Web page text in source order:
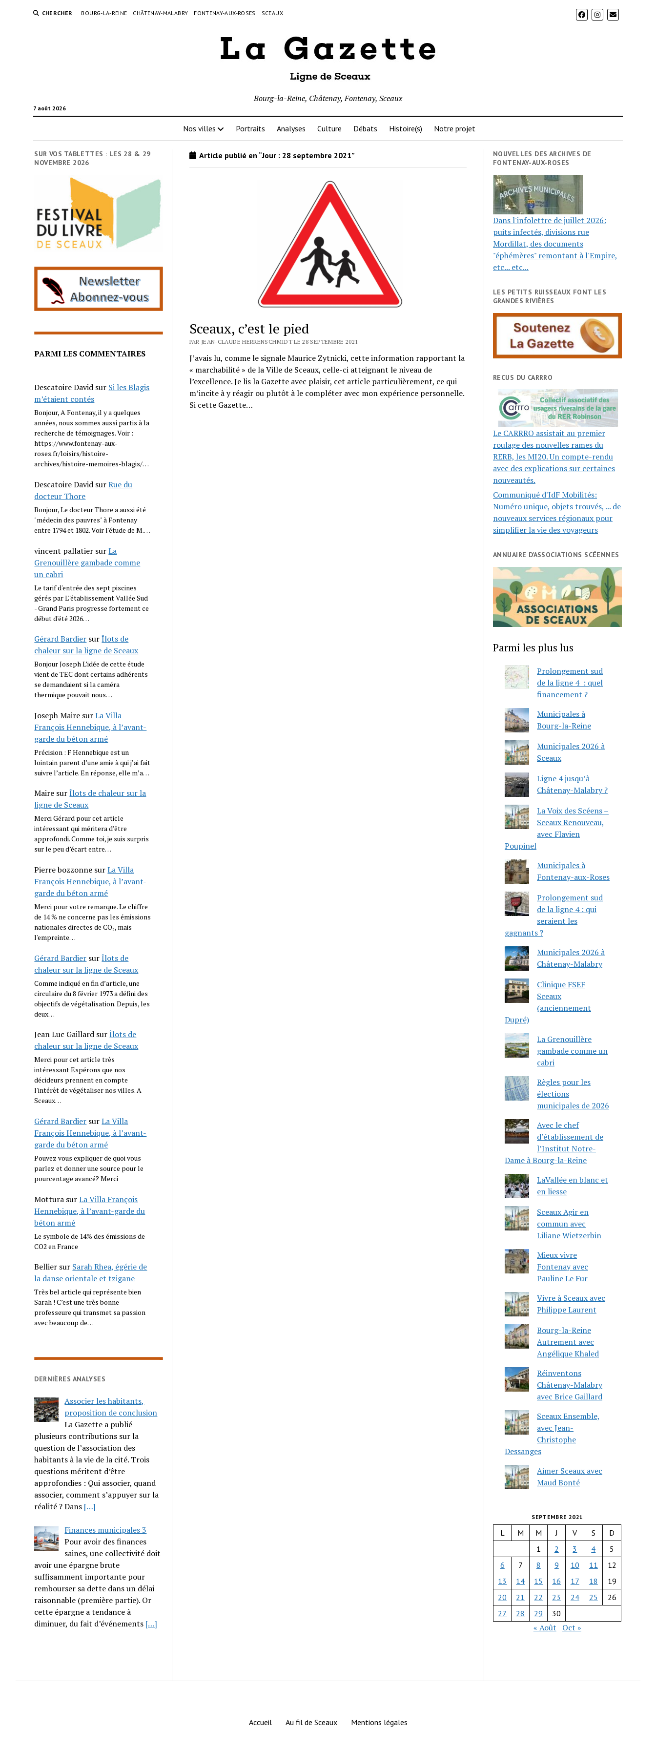
CHERCHER BOURG-LA-REINE CHÂTENAY-MALABRY FONTENAY-AUX-ROSES SCEAUX
7 août 2026
Bourg-la-Reine, Châtenay, Fontenay, Sceaux
Nos villes Portraits Analyses Culture Débats Histoire(s) Notre projet
SUR VOS TABLETTES : LES 28 & 29
NOVEMBRE 2026
PARMI LES COMMENTAIRES
Descatoire David sur Si les Blagis
m’étaient contés
Bonjour, A Fontenay, il y a quelques
années, nous sommes aussi partis à la
recherche de témoignages. Voir :
https://www.fontenay-aux-
roses.fr/loisirs/histoire-
archives/histoire-memoires-blagis/…
Descatoire David surRue du
docteur Thore
Bonjour, Le docteur Thore a aussi été
"médecin des pauvres" à Fontenay
entre 1794 et 1802. Voir l'étude de M.…
vincent pallatier surLa
Grenouillère gambade comme
un cabri
Le tarif d'entrée des sept piscines
gérés par L''établissement Vallée Sud
- Grand Paris progresse fortement ce
début d'été 2026…
Gérard Bardier surÎlots de
chaleur sur la ligne de Sceaux
Bonjour Joseph L’idée de cette étude
vient de TEC dont certains adhérents
se demandaient si la caméra
thermique pouvait nous…
Joseph Maire surLa Villa
François Hennebique, à l’avant-
garde du béton armé
Précision : F Hennebique est un
lointain parent d’une amie à qui j’ai fait
suivre l’article. En réponse, elle m’a…
Maire surÎlots de chaleur sur la
ligne de Sceaux
Merci Gérard pour cet article
intéressant qui méritera d’être
approfondi. Comme toi, je suis surpris
sur le peu d’écart entre…
Pierre bozzonne surLa Villa
François Hennebique, à l’avant-
garde du béton armé
Merci pour votre remarque. Le chiffre
de 14 % ne concerne pas les émissions
nationales directes de CO₂, mais
l'empreinte…
Gérard Bardier surÎlots de
chaleur sur la ligne de Sceaux
Comme indiqué en fin d’article, une
circulaire du 8 février 1973 a défini des
objectifs de végétalisation. Depuis, les
deux…
Jean Luc Gaillard surÎlots de
chaleur sur la ligne de Sceaux
Merci pour cet article très
intéressant Espérons que nos
décideurs prennent en compte
l'intérêt de végétaliser nos villes. A
Sceaux…
Gérard Bardier surLa Villa
François Hennebique, à l’avant-
garde du béton armé
Pouvez vous expliquer de quoi vous
parlez et donner une source pour le
pourcentage avancé? Merci
Mottura surLa Villa François
Hennebique, à l’avant-garde du
béton armé
Le symbole de 14% des émissions de
CO2 en France
Bellier sur Sarah Rhea, égérie de
la danse orientale et tzigane
Très bel article qui représente bien
Sarah ! C’est une très bonne
professeure qui transmet sa passion
avec beaucoup de…
DERNIÈRES ANALYSES
Associer les habitants,
proposition de conclusion
La Gazette a publié
plusieurs contributions sur la
question de l’association des
habitants à la vie de la cité. Trois
questions méritent d’être
approfondies : Qui associer, quand
associer, comment s’appuyer sur la
réalité ? Dans […]
Finances municipales 3
Pour avoir des finances
saines, une collectivité doit
avoir une épargne brute
suffisamment importante pour
rembourser sa dette dans un délai
raisonnable (première partie). Or
cette épargne a tendance à
diminuer, du fait d’événements […]
Article publié en “Jour : 28 septembre 2021”
Sceaux, c’est le pied
PAR JEAN-CLAUDE HERRENSCHMIDT LE 28 SEPTEMBRE 2021
J’avais lu, comme le signale Maurice Zytnicki, cette information rapportant la
« marchabilité » de la Ville de Sceaux, celle-ci atteignant le niveau de
l’excellence. Je lis la Gazette avec plaisir, cet article particulièrement, ce qui
m’incite à y réagir ou plutôt à le compléter avec mon expérience personnelle.
Si cette Gazette…
NOUVELLES DES ARCHIVES DE
FONTENAY-AUX-ROSES
Dans l'infolettre de juillet 2026:
puits infectés, divisions rue
Mordillat, des documents
"éphémères" remontant à l'Empire,
etc... etc...
LES PETITS RUISSEAUX FONT LES
GRANDES RIVIÈRES
RECUS DU CARRRO
Le CARRRO assistait au premier
roulage des nouvelles rames du
RERB, les MI20. Un compte-rendu
avec des explications sur certaines
nouveautés.
Communiqué d'IdF Mobilités:
Numéro unique, objets trouvés, ... de
nouveaux services régionaux pour
simplifier la vie des voyageurs
ANNUAIRE D’ASSOCIATIONS SCÉENNES
Parmi les plus lus
Prolongement sud
de la ligne 4 : quel
financement ?
Municipales à
Bourg-la-Reine
Municipales 2026 à
Sceaux
Ligne 4 jusqu’à
Châtenay-Malabry ?
La Voix des Scéens –
Sceaux Renouveau,
avec Flavien
Poupinel
Municipales à
Fontenay-aux-Roses
Prolongement sud
de la ligne 4 : qui
seraient les
gagnants ?
Municipales 2026 à
Châtenay-Malabry
Clinique FSEF
Sceaux
(anciennement
Dupré)
La Grenouillère
gambade comme un
cabri
Règles pour les
élections
municipales de 2026
Avec le chef
d’établissement de
l’Institut Notre-
Dame à Bourg-la-Reine
LaVallée en blanc et
en liesse
Sceaux Agir en
commun avec
Liliane Wietzerbin
Mieux vivre
Fontenay avec
Pauline Le Fur
Vivre à Sceaux avec
Philippe Laurent
Bourg-la-Reine
Autrement avec
Angélique Khaled
Réinventons
Châtenay-Malabry
avec Brice Gaillard
Sceaux Ensemble,
avec Jean-
Christophe
Dessanges
Aimer Sceaux avec
Maud Bonté
SEPTEMBRE 2021
L M M J V S
D
1
2 3 4
5
6
7 8 9 10 11
12
13
14 15 16 17 18
19
20
21 22 23 24 25
26
27
28 29 30
« Août Oct »
Accueil Au fil de Sceaux Mentions légales